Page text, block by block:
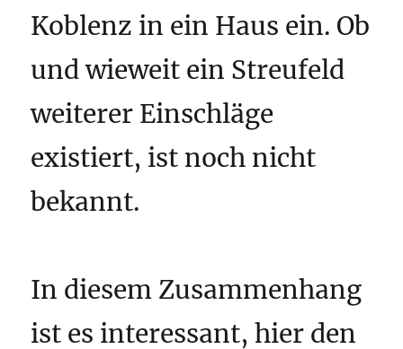
Koblenz in ein Haus ein. Ob
und wieweit ein Streufeld
weiterer Einschläge
existiert, ist noch nicht
bekannt.
In diesem Zusammenhang
ist es interessant, hier den